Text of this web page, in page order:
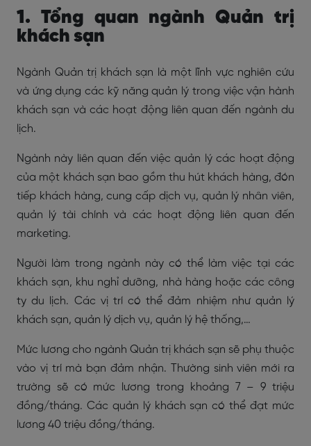
1. Tổng quan ngành Quản trị
khách sạn
Ngành Quản trị khách sạn là một lĩnh vực nghiên cứu
và ứng dụng các kỹ năng quản lý trong việc vận hành
khách sạn và các hoạt động liên quan đến ngành du
lịch.
Ngành này liên quan đến việc quản lý các hoạt động
của một khách sạn bao gồm thu hút khách hàng, đón
tiếp khách hàng, cung cấp dịch vụ, quản lý nhân viên,
quản lý tài chính và các hoạt động liên quan đến
marketing.
Người làm trong ngành này có thể làm việc tại các
khách sạn, khu nghỉ dưỡng, nhà hàng hoặc các công
ty du lịch. Các vị trí có thể đảm nhiệm như quản lý
khách sạn, quản lý dịch vụ, quản lý hệ thống,…
Mức lương cho ngành Quản trị khách sạn sẽ phụ thuộc
vào vị trí mà bạn đảm nhận. Thường sinh viên mới ra
trường sẽ có mức lương trong khoảng 7 – 9 triệu
đồng/tháng. Các quản lý khách sạn có thể đạt mức
lương 40 triệu đồng/tháng.